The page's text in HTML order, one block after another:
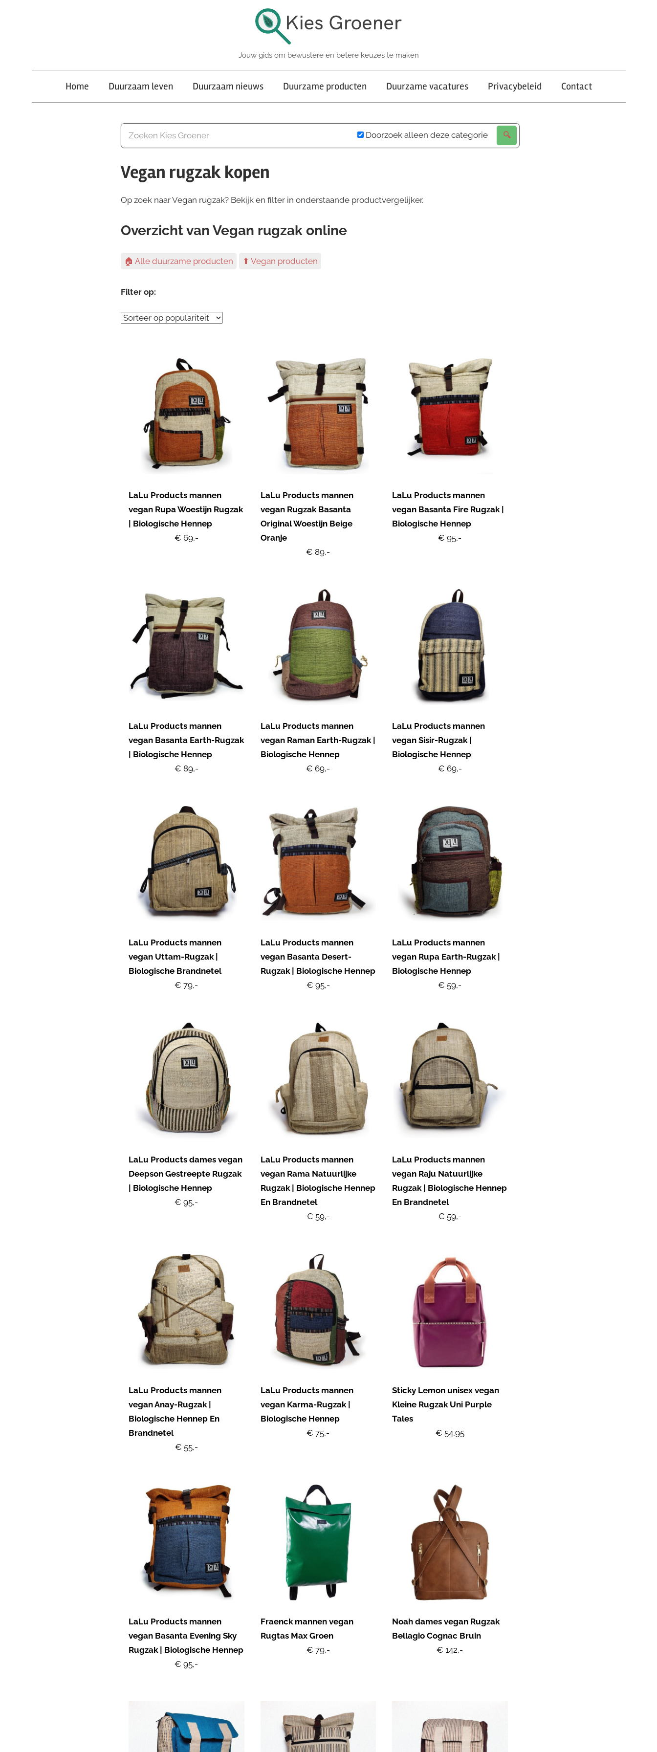
Kies
Groener
Jouw gids om bewustere en betere keuzes te maken
Home Duurzaam leven Duurzaam nieuws Duurzame producten Duurzame vacatures Privacybeleid Contact
Doorzoek alleen deze categorie
Vegan rugzak kopen
Op zoek naar Vegan rugzak? Bekijk en filter in onderstaande productvergelijker.
Overzicht van Vegan rugzak online
🏠 Alle duurzame producten ⬆ Vegan producten
Filter op:
LaLu Products mannen
vegan Rupa Woestijn Rugzak
| Biologische Hennep
€ 69,-
LaLu Products mannen
vegan Rugzak Basanta
Original Woestijn Beige
Oranje
€ 89,-
LaLu Products mannen
vegan Basanta Fire Rugzak |
Biologische Hennep
€ 95,-
LaLu Products mannen
vegan Basanta Earth-Rugzak
| Biologische Hennep
€ 89,-
LaLu Products mannen
vegan Raman Earth-Rugzak |
Biologische Hennep
€ 69,-
LaLu Products mannen
vegan Sisir-Rugzak |
Biologische Hennep
€ 69,-
LaLu Products mannen
vegan Uttam-Rugzak |
Biologische Brandnetel
€ 79,-
LaLu Products mannen
vegan Basanta Desert-
Rugzak | Biologische Hennep
€ 95,-
LaLu Products mannen
vegan Rupa Earth-Rugzak |
Biologische Hennep
€ 59,-
LaLu Products dames vegan
Deepson Gestreepte Rugzak
| Biologische Hennep
€ 95,-
LaLu Products mannen
vegan Rama Natuurlijke
Rugzak | Biologische Hennep
En Brandnetel
€ 59,-
LaLu Products mannen
vegan Raju Natuurlijke
Rugzak | Biologische Hennep
En Brandnetel
€ 59,-
LaLu Products mannen
vegan Anay-Rugzak |
Biologische Hennep En
Brandnetel
€ 55,-
LaLu Products mannen
vegan Karma-Rugzak |
Biologische Hennep
€ 75,-
Sticky Lemon unisex vegan
Kleine Rugzak Uni Purple
Tales
€ 54,95
LaLu Products mannen
vegan Basanta Evening Sky
Rugzak | Biologische Hennep
€ 95,-
Fraenck mannen vegan
Rugtas Max Groen
€ 79,-
Noah dames vegan Rugzak
Bellagio Cognac Bruin
€ 142,-